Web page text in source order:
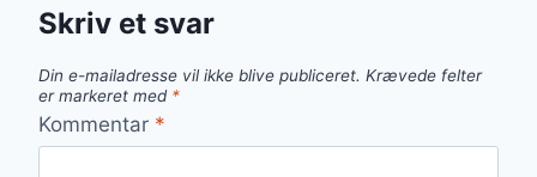
Skriv et svar
Din e-mailadresse vil ikke blive publiceret. Krævede felter
er markeret med *
Kommentar *